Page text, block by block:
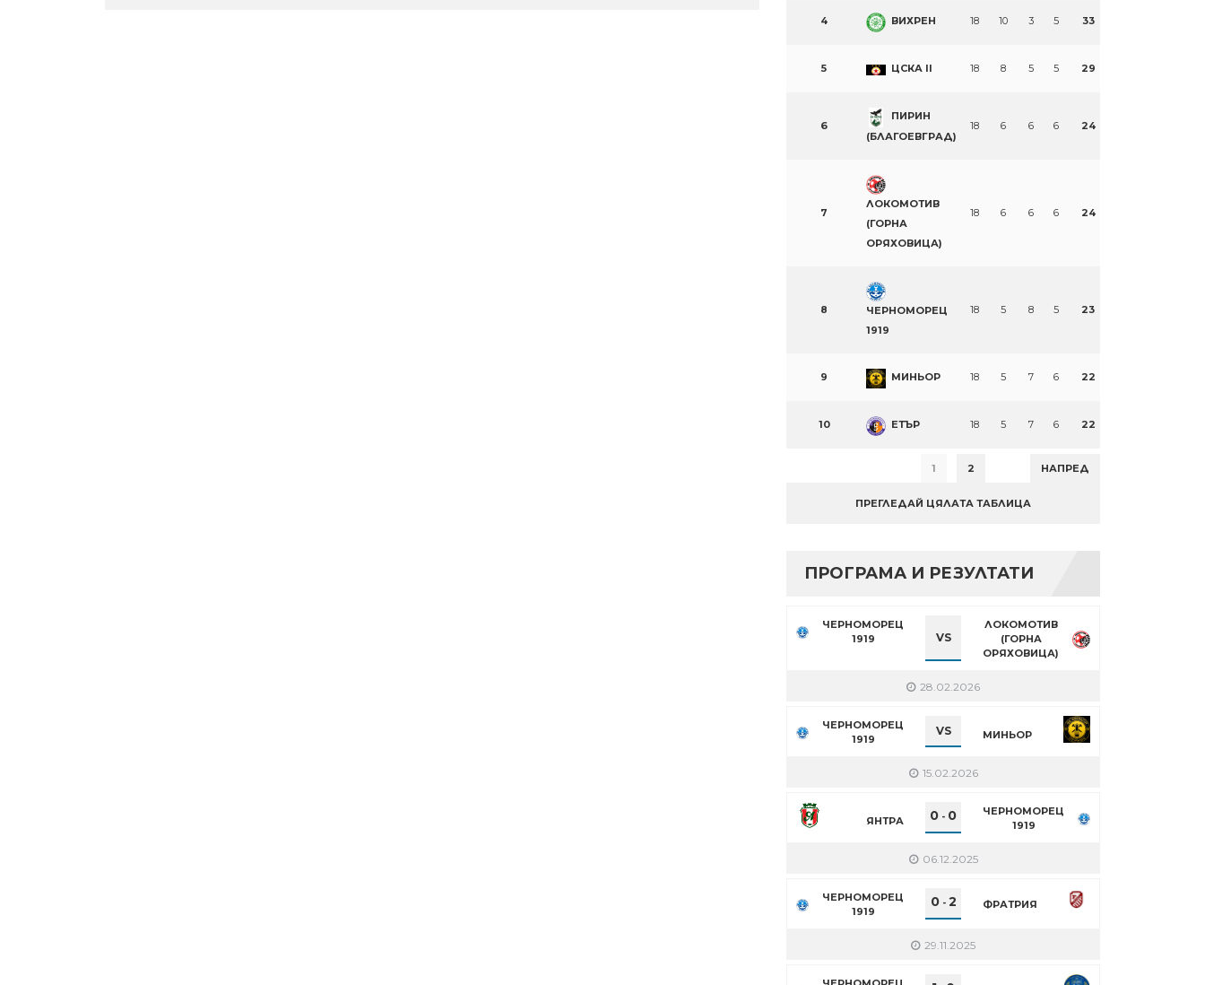
4 ВИХРЕН 18 10 3 5 33
5 ЦСКА II 18 8 5 5 29
6
ПИРИН
(БЛАГОЕВГРАД)
18 6 6 6 24
7
ЛОКОМОТИВ
(ГОРНА
ОРЯХОВИЦА)
18 6 6 6 24
8
ЧЕРНОМОРЕЦ
1919
18 5 8 5 23
9 МИНЬОР 18 5 7 6 22
10 ЕТЪР 18 5 7 6 22
1 2 НАПРЕД
ПРЕГЛЕДАЙ ЦЯЛАТА ТАБЛИЦА
ПРОГРАМА И РЕЗУЛТАТИ
ЧЕРНОМОРЕЦ
1919
VS
ЛОКОМОТИВ
(ГОРНА
ОРЯХОВИЦА)
28.02.2026
ЧЕРНОМОРЕЦ
1919
VS МИНЬОР
15.02.2026
ЯНТРА 0 - 0
ЧЕРНОМОРЕЦ
1919
06.12.2025
ЧЕРНОМОРЕЦ
1919
0- 2 ФРАТРИЯ
29.11.2025